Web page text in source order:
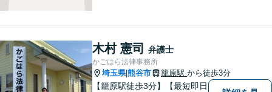
など一般民事から刑事事件、
顧問契約まで幅広い分野に対
応しております。
木村 憲司 弁護士
かごはら法律事務所
埼玉県|熊谷市 籠原駅 から徒歩3分
【籠原駅徒歩3分】【最短即日